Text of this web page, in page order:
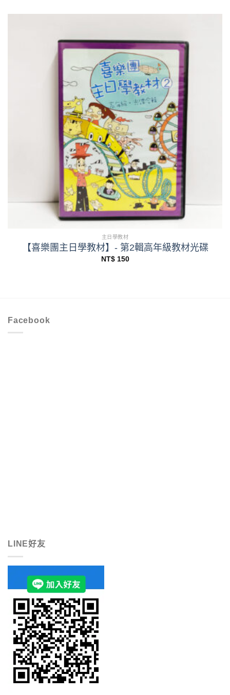
主日學教材
【喜樂團主日學教材】- 第2輯高年級教材光碟
NT$150
Facebook
LINE好友